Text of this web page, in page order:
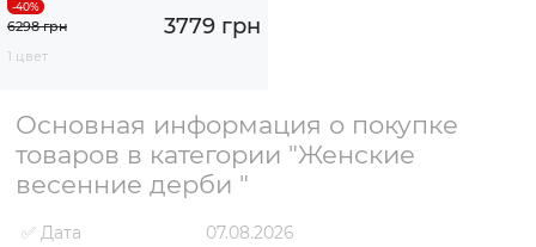
3779 грн
6298 грн
1 цвет
Основная информация о покупке
товаров в категории "Женские
весенние дерби "
✅ Дата
07.08.2026